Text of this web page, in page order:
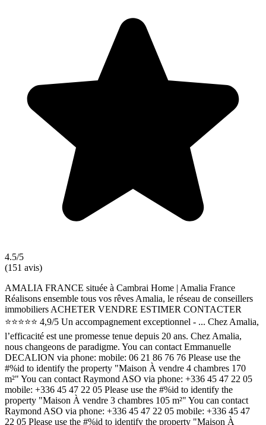
4.5/5
(151 avis)
AMALIA FRANCE située à Cambrai Home | Amalia France
Réalisons ensemble tous vos rêves Amalia, le réseau de conseillers
immobiliers ACHETER VENDRE ESTIMER CONTACTER
⭐⭐⭐⭐⭐ 4,9/5 Un accompagnement exceptionnel - ... Chez Amalia,
l’efficacité est une promesse tenue depuis 20 ans. Chez Amalia,
nous changeons de paradigme. You can contact Emmanuelle
DECALION via phone: mobile: 06 21 86 76 76 Please use the
#%id to identify the property "Maison À vendre 4 chambres 170
m²" You can contact Raymond ASO via phone: +336 45 47 22 05
mobile: +336 45 47 22 05 Please use the #%id to identify the
property "Maison À vendre 3 chambres 105 m²" You can contact
Raymond ASO via phone: +336 45 47 22 05 mobile: +336 45 47
22 05 Please use the #%id to identify the property "Maison À